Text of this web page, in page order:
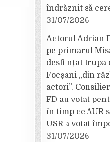
îndrăznit să
31/07/2026
Actorul Adrian
pe primarul
desființat trupa
Focșani „din
actori”.
FD au votat
în timp ce AUR
USR a votat
31/07/2026